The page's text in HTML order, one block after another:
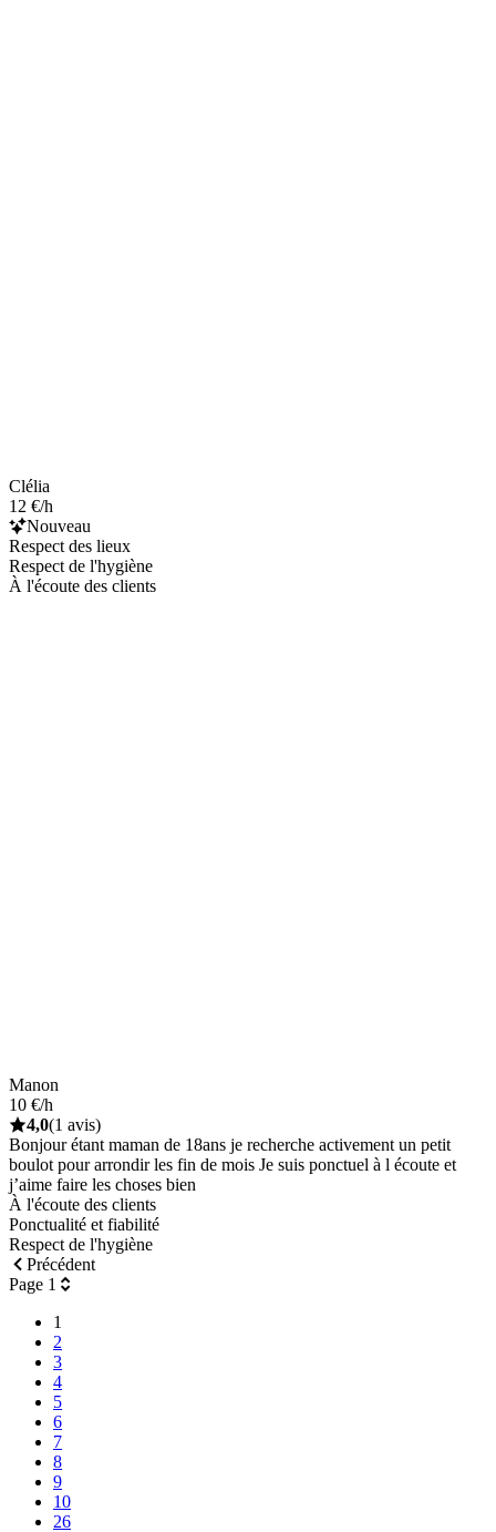
Clélia
12 €/h
Nouveau
Respect des lieux
Respect de l'hygiène
À l'écoute des clients
Manon
10 €/h
4,0(1 avis)
Bonjour étant maman de 18ans je recherche activement un petit
boulot pour arrondir les fin de mois Je suis ponctuel à l écoute et
j’aime faire les choses bien
À l'écoute des clients
Ponctualité et fiabilité
Respect de l'hygiène
Précédent
Page 1
1
2
3
4
5
6
7
8
9
10
26